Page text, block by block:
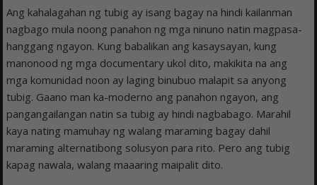
Ang kahalagahan ng tubig ay isang bagay na hindi kailanman
nagbago mula noong panahon ng mga ninuno natin magpasa-
hanggang ngayon. Kung babalikan ang kasaysayan, kung
manonood ng mga documentary ukol dito, makikita na ang
mga komunidad noon ay laging binubuo malapit sa anyong
tubig. Gaano man ka-moderno ang panahon ngayon, ang
pangangailangan natin sa tubig ay hindi nagbabago. Marahil
kaya nating mamuhay ng walang maraming bagay dahil
maraming alternatibong solusyon para rito. Pero ang tubig
kapag nawala, walang maaaring maipalit dito.